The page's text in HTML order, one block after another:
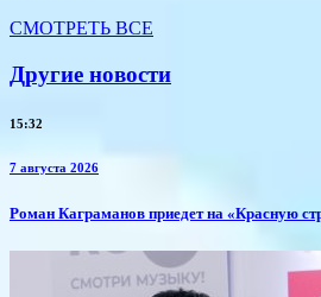
СМОТРЕТЬ ВСЕ
Другие новости
15:32
7 августа 2026
​Роман Каграманов приедет на «Красную